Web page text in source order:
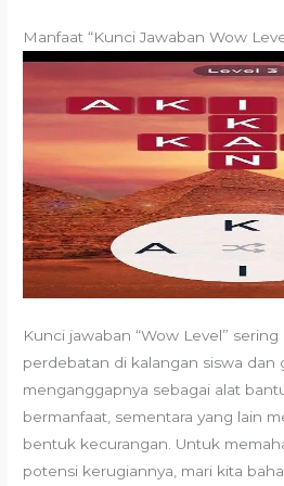
Manfaat “Kunci Jawaban Wow
Kunci jawaban “Wow Level”
perdebatan di kalangan siswa dan
menganggapnya sebagai alat
bermanfaat, sementara yang lain
bentuk kecurangan. Untuk
potensi kerugiannya, mari kita